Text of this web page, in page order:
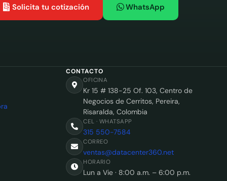
Solicita tu cotización WhatsApp
CONTACTO
OFICINA
Kr 15 # 138-25 Of. 103, Centro de
Negocios de Cerritos, Pereira,
Risaralda, Colombia
CEL · WHATSAPP
315 550-7584
CORREO
ventas@datacenter360.net
HORARIO
Lun a Vie · 8:00 a.m. – 6:00 p.m.